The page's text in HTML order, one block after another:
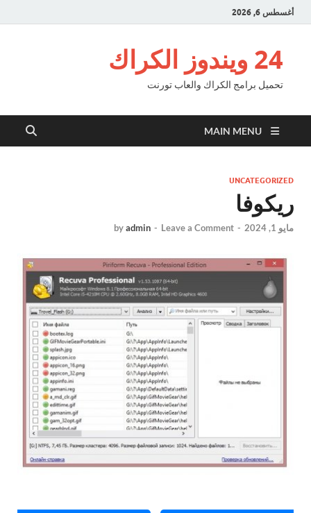
أغسطس 6, 2026
24 ويندوز الكراك
تحميل برامج الكراك والعاب تورنت
MAIN MENU
UNCATEGORIZED
ريكوفا
مايو 1, 2024 -
byadmin - Leave a Comment